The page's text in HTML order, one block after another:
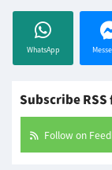
WhatsApp
Subscribe RSS
Follow on